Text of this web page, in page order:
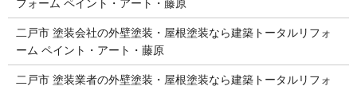
フォーム ペイント・アート・藤原
二戸市 塗装会社の外壁塗装・屋根塗装なら建築トータルリフォ
ーム ペイント・アート・藤原
二戸市 塗装業者の外壁塗装・屋根塗装なら建築トータルリフォ